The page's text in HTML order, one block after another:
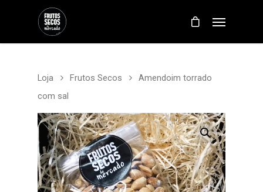
Loja Frutos Secos
Amendoim torrado
com sal